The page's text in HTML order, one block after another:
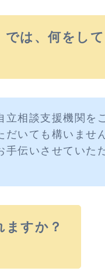
では、何をし
立相談支援機関を
だいても構いませ
伝いさせていた
ますか？